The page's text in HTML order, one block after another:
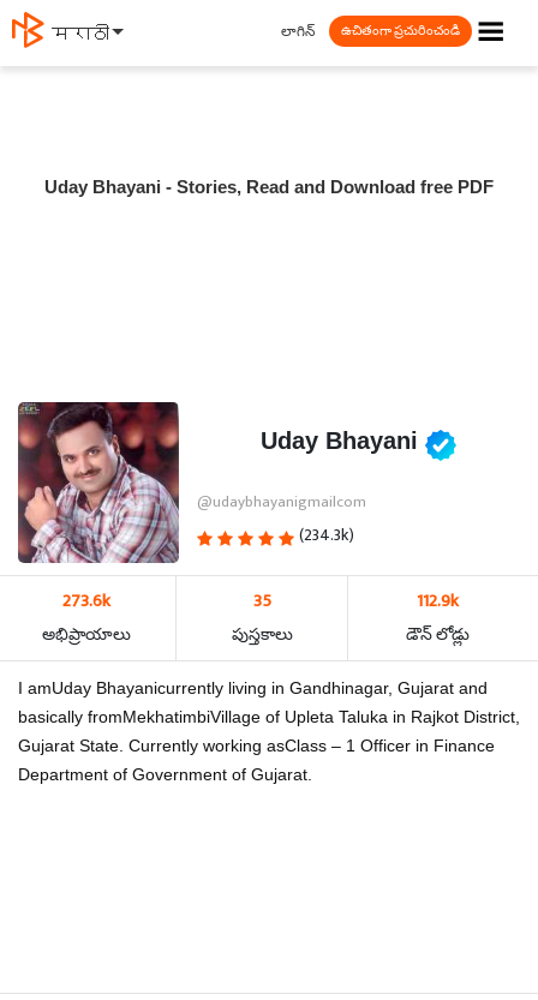
मराठी ☰
లాగిన్ ఉచితంగా ప్రచురించండి
Uday Bhayani - Stories, Read and Download free PDF
Uday Bhayani
@udaybhayanigmailcom
(234.3k)
273.6k
అభిప్రాయాలు
35
పుస్తకాలు
112.9k
డౌన్ లోడ్లు
I amUday Bhayanicurrently living in Gandhinagar, Gujarat and
basically fromMekhatimbiVillage of Upleta Taluka in Rajkot District,
Gujarat State. Currently working asClass – 1 Officer in Finance
Department of Government of Gujarat.